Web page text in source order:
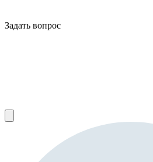
Задать вопрос